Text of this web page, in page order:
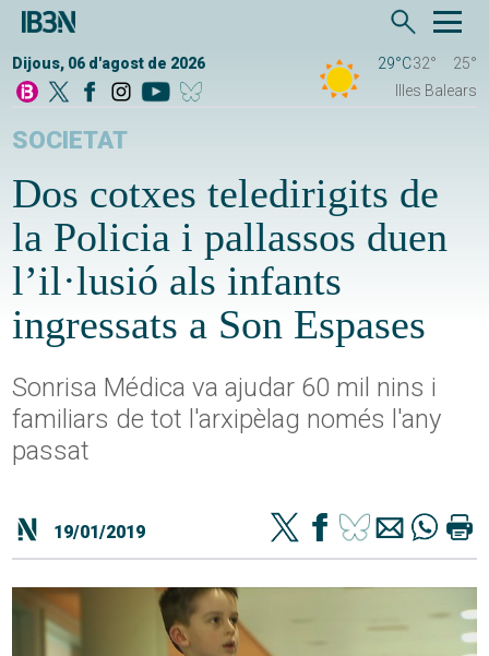
Dijous, 06 d'agost de 2026 29°C32°
25°
Illes Balears
SOCIETAT
Dos cotxes teledirigits de
la Policia i pallassos duen
l’il·lusió als infants
ingressats a Son Espases
Sonrisa Médica va ajudar 60 mil nins i
familiars de tot l'arxipèlag només l'any
passat
19/01/2019